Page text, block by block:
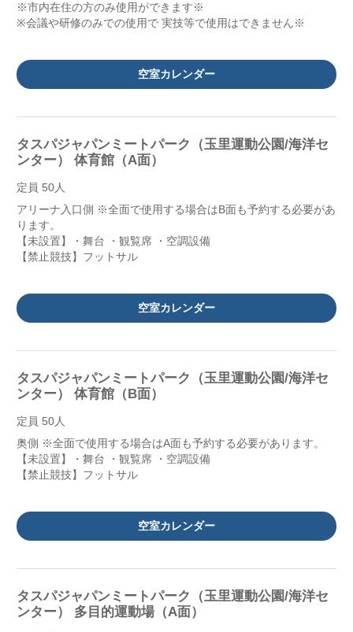
※市内在住の方のみ使用ができます※
※会議や研修のみでの使用で 実技等で使用はできません※
空室カレンダー
タスパジャパンミートパーク（玉里運動公園/海洋セ
ンター） 体育館（A面）
定員 50人
アリーナ入口側 ※全面で使用する場合はB面も予約する必要があ
ります。
【未設置】・舞台 ・観覧席 ・空調設備
【禁止競技】フットサル
空室カレンダー
タスパジャパンミートパーク（玉里運動公園/海洋セ
ンター） 体育館（B面）
定員 50人
奥側 ※全面で使用する場合はA面も予約する必要があります。
【未設置】・舞台 ・観覧席 ・空調設備
【禁止競技】フットサル
空室カレンダー
タスパジャパンミートパーク（玉里運動公園/海洋セ
ンター） 多目的運動場（A面）